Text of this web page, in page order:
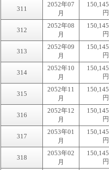
311
2052年07
月
150,145
円
312
2052年08
月
150,145
円
313
2052年09
月
150,145
円
314
2052年10
月
150,145
円
315
2052年11
月
150,145
円
316
2052年12
月
150,145
円
317
2053年01
月
150,145
円
318
2053年02
月
150,145
円